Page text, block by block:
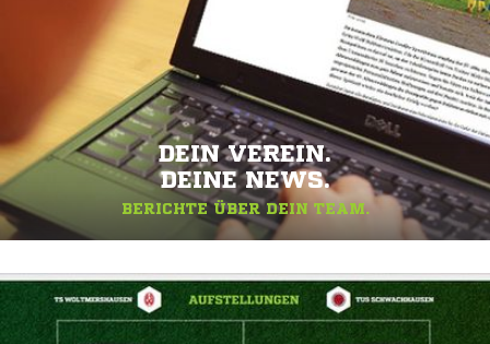
DEIN VEREIN.
DEINE NEWS.
BERICHTE ÜBER DEIN TEAM.